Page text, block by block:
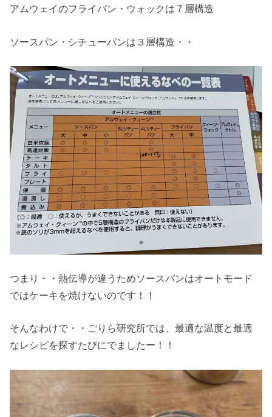
アムウェイのフライパン・ウォックは７層構造
ソースパン・シチューパンは３層構造・・
つまり・・熱伝導が違うためソースパンはオートモード
ではケーキを焼けないのです！！
そんなわけで・・ごりら研究所では、最適な温度と最適
なレシピを探すたびにでましたー！！